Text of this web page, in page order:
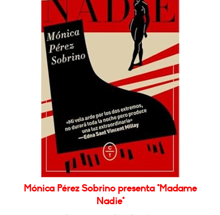
Mónica Pérez Sobrino presenta "Madame
Nadie"